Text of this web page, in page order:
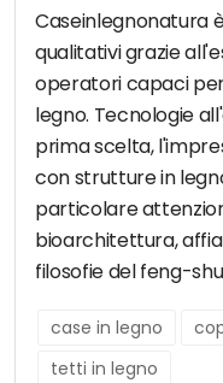
Caseinlegnonatura
qualitativi grazie
operatori capaci
legno. Tecnologie
prima scelta,
con strutture in
particolare
bioarchitettura,
filosofie del feng-
case in legno
tetti in legno